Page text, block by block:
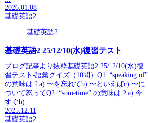
2026.01.08
基礎英語2
基礎英語2
基礎英語2 25/12/10(水)復習テスト
ブログ記事より抜粋基礎英語2 25/12/10(水)復
習テスト-語彙クイズ（10問）Q1. “speaking of”
の意味は？a) 〜を忘れてb) 〜といえばc) 〜に
ついて怒ってQ2. “sometime” の意味は？a) 今
すぐb)...
2025.12.11
基礎英語2